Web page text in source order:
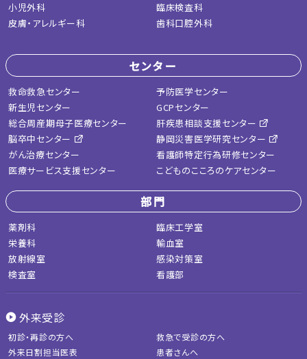
小児外科
皮膚・アレルギー科
臨床検査科
歯科口腔外科
センター
救命救急センター
新生児センター
総合周産期母子医療センター
脳卒中センター
がん治療センター
医療サービス支援センター
予防医学センター
GCPセンター
肝疾患相談支援センター
静岡災害医学研究センター
看護師特定行為研修センター
こどものこころのケアセンター
部門
薬剤科
栄養科
放射線室
検査室
臨床工学室
輸血室
感染対策室
看護部
外来受診
初診・再診の方へ
救急で受診の方へ
外来日割担当医表
患者さんへ